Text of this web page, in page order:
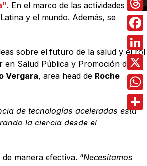
. En el marco de las actividades por
y el mundo. Además, se
sobre el futuro de la salud y el rol
en Salud Pública y Promoción de la
Vergara, area head de Roche
de tecnologías aceleradas está
la ciencia desde el
manera efectiva. “Necesitamos
X